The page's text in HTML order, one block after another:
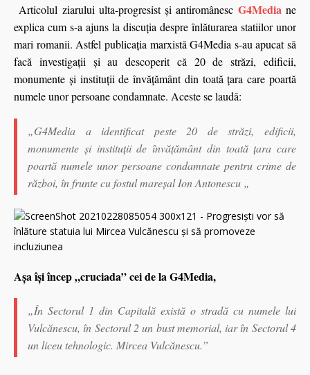
Articolul ziarului ulta-progresist şi antiromânesc G4Media ne
explica cum s-a ajuns la discuţia despre înlăturarea statiilor unor
mari romanii. Astfel publicaţia marxistă G4Media s-au apucat să
facă investigaţii şi au descoperit că 20 de străzi, edificii,
monumente și instituții de învățământ din toată țara care poartă
numele unor persoane condamnate. Aceste se laudă:
„G4Media a identificat peste 20 de străzi, edificii,
monumente și instituții de învățământ din toată țara care
poartă numele unor persoane condamnate pentru crime de
război, în frunte cu fostul mareșal Ion Antonescu „
Aşa îşi încep „cruciada” cei de la G4Media,
„În Sectorul 1 din Capitală există o stradă cu numele lui
Vulcănescu, în Sectorul 2 un bust memorial, iar în Sectorul 4
un liceu tehnologic. Mircea Vulcănescu.”